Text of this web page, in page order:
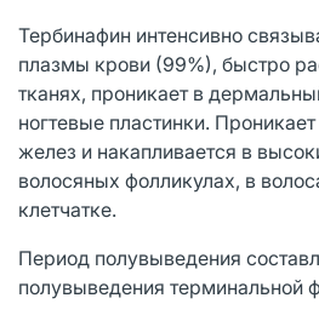
Тербинафин интенсивно
плазмы крови (99%), быстро
тканях, проникает в
ногтевые пластинки.
желез и накапливается в
волосяных фолликулах, в
клетчатке.
Период полувыведения
полувыведения терминальной